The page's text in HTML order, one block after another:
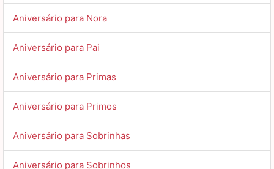
Aniversário para Nora
Aniversário para Pai
Aniversário para Primas
Aniversário para Primos
Aniversário para Sobrinhas
Aniversário para Sobrinhos